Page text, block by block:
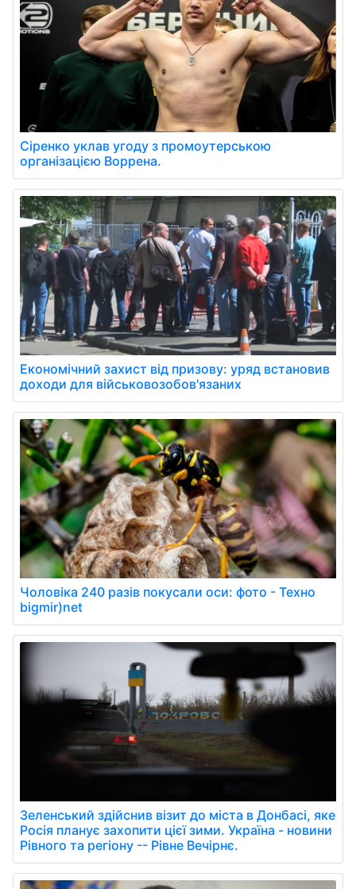
Сіренко уклав угоду з промоутерською
організацією Воррена.
Економічний захист від призову: уряд встановив
доходи для військовозобов'язаних
Чоловіка 240 разів покусали оси: фото - Техно
bigmir)net
Зеленський здійснив візит до міста в Донбасі, яке
Росія планує захопити цієї зими. Україна - новини
Рівного та регіону -- Рівне Вечірнє.